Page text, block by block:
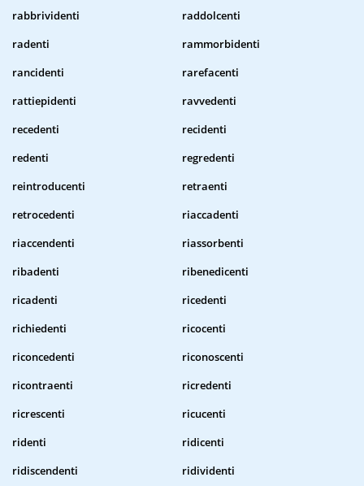
rabbrividenti
raddolcenti
radenti
rammorbidenti
rancidenti
rarefacenti
rattiepidenti
ravvedenti
recedenti
recidenti
redenti
regredenti
reintroducenti
retraenti
retrocedenti
riaccadenti
riaccendenti
riassorbenti
ribadenti
ribenedicenti
ricadenti
ricedenti
richiedenti
ricocenti
riconcedenti
riconoscenti
ricontraenti
ricredenti
ricrescenti
ricucenti
ridenti
ridicenti
ridiscendenti
ridividenti